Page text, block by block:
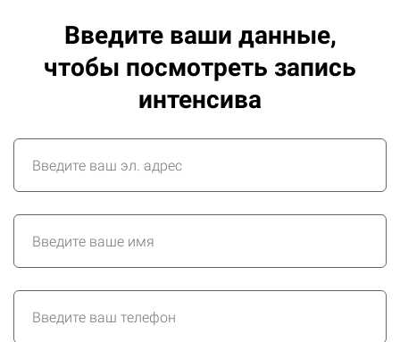
Введите ваши данные,
чтобы посмотреть запись
интенсива